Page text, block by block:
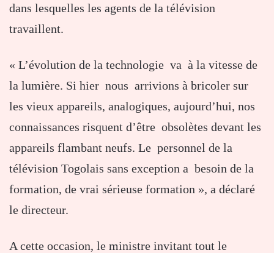
dans lesquelles les agents de la télévision
travaillent.
« L’évolution de la technologie va à la vitesse de
la lumière. Si hier nous arrivions à bricoler sur
les vieux appareils, analogiques, aujourd’hui, nos
connaissances risquent d’être obsolètes devant les
appareils flambant neufs. Le personnel de la
télévision Togolais sans exception a besoin de la
formation, de vrai sérieuse formation », a déclaré
le directeur.
A cette occasion, le ministre invitant tout le